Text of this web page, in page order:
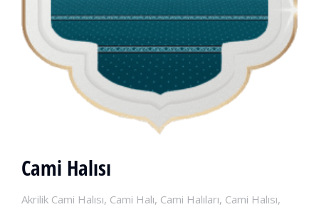
Cami Halısı
Akrilik Cami Halısı, Cami Halı, Cami Halıları, Cami Halısı,